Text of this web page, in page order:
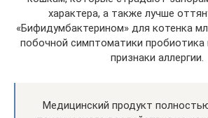
характера, а также лучше
«Бифидумбактерином» для котенка
побочной симптоматики пробиотика
признаки аллергии.
Медицинский продукт